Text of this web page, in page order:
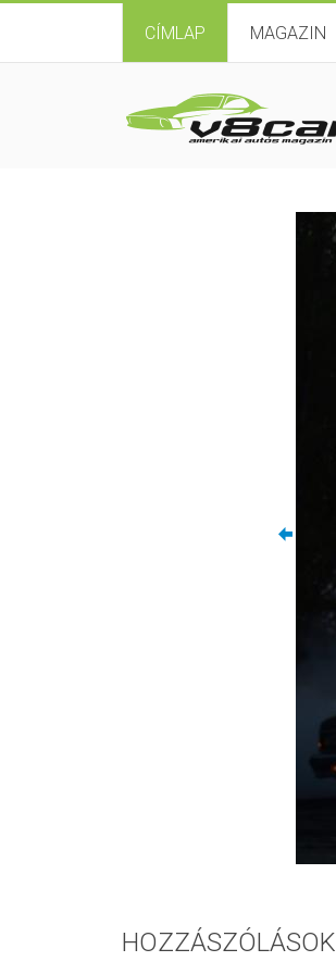
CÍMLAP MAGAZIN
HOZZÁSZÓLÁSOK